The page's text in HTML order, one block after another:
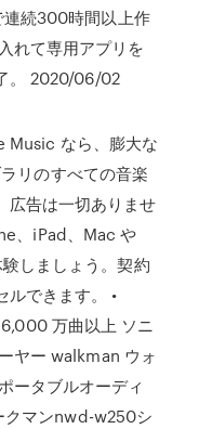
連続300時間以上作
れて専用アプリを
。 2020/06/02
なら、膨大な
リのすべての音楽
広告は一切ありませ
、iPad、Mac や
しましょう。契約
ルできます。 •
万曲以上 ソニ
ヤー walkman ウォ
ータブルオーディ
クマンnwd-w250シ